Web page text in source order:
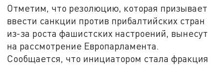
Отметим, что резолюцию, которая призывает
ввести санкции против прибалтийских стран
из-за роста фашистских настроений, вынесут
на рассмотрение Европарламента.
Сообщается, что инициатором стала фракция